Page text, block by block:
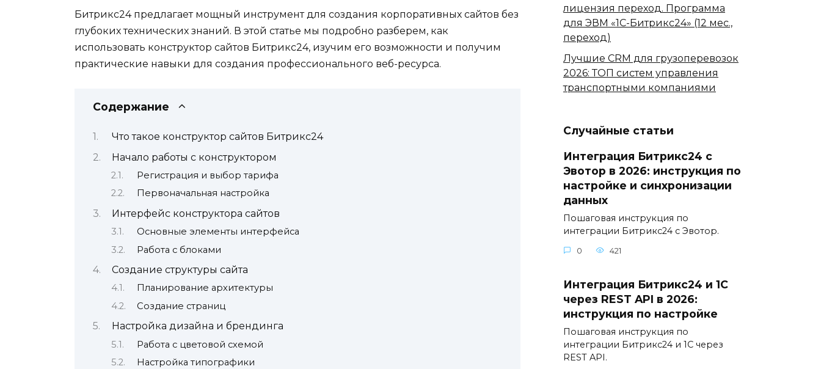
Битрикс24 предлагает мощный инструмент для создания корпоративных сайтов без
глубоких технических знаний. В этой статье мы подробно разберем, как
использовать конструктор сайтов Битрикс24, изучим его возможности и получим
практические навыки для создания профессионального веб-ресурса.
Содержание
Что такое конструктор сайтов Битрикс24
Начало работы с конструктором
Регистрация и выбор тарифа
Первоначальная настройка
Интерфейс конструктора сайтов
Основные элементы интерфейса
Работа с блоками
Создание структуры сайта
Планирование архитектуры
Создание страниц
Настройка дизайна и брендинга
Работа с цветовой схемой
Настройка типографики
лицензия переход. Программа
для ЭВМ «1С-Битрикс24» (12 мес.,
переход)
Лучшие CRM для грузоперевозок
2026: ТОП систем управления
транспортными компаниями
Случайные статьи
Интеграция Битрикс24 с
Эвотор в 2026: инструкция по
настройке и синхронизации
данных
Пошаговая инструкция по
интеграции Битрикс24 с Эвотор.
0 421
Интеграция Битрикс24 и 1С
через REST API в 2026:
инструкция по настройке
Пошаговая инструкция по
интеграции Битрикс24 и 1С через
REST API.